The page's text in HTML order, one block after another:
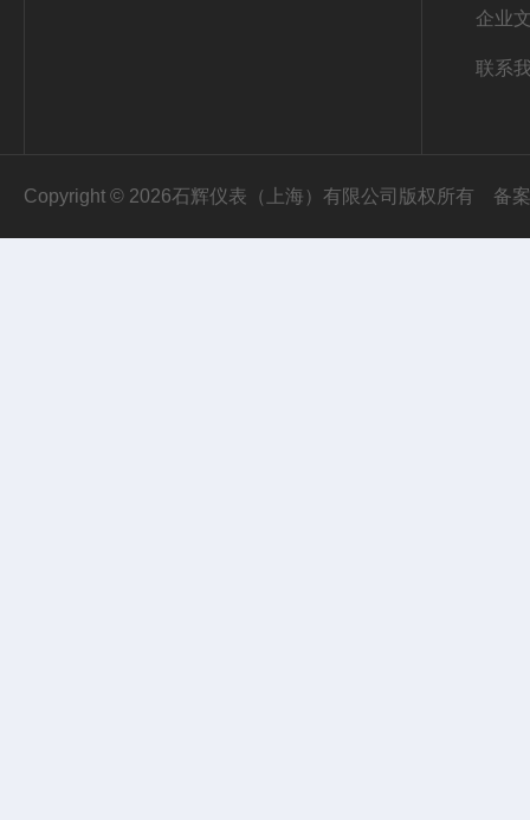
企业
联系
Copyright © 2026石辉仪表（上海）有限公司版权所有 备